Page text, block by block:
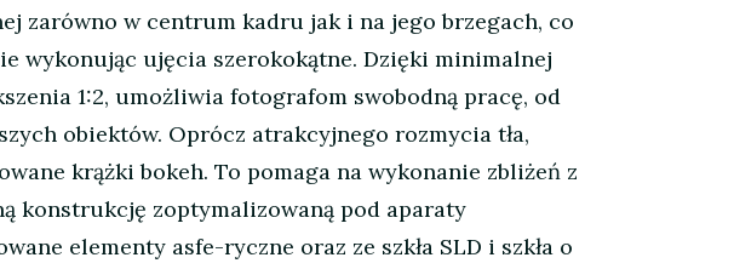
zarówno w centrum kadru jak i na jego brzegach, co
wykonując ujęcia szerokokątne. Dzięki minimalnej
1:2, umożliwia fotografom swobodną pracę, od
obiektów. Oprócz atrakcyjnego rozmycia tła,
krążki bokeh. To pomaga na wykonanie zbliżeń z
konstrukcję zoptymalizowaną pod aparaty
elementy asfe-ryczne oraz ze szkła SLD i szkła o